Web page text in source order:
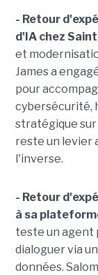
- Retour
d'IA chez
et
James a
pour
cybersécurité,
stratégique sur
reste un levier
l'inverse.
- Retour
à sa
teste un agent
dialoguer via
données.